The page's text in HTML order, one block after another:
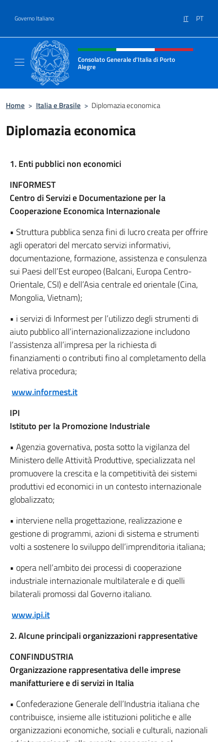
Governo Italiano IT PT
Intestazione sito, social e menù
Consolato Generale d'Italia di Porto
Alegre
Home > Italia e Brasile > Diplomazia economica
Diplomazia economica
1. Enti pubblici non economici
INFORMEST
Centro di Servizi e Documentazione per la
Cooperazione Economica Internazionale
• Struttura pubblica senza fini di lucro creata per offrire
agli operatori del mercato servizi informativi,
documentazione, formazione, assistenza e consulenza
sui Paesi dell’Est europeo (Balcani, Europa Centro-
Orientale, CSI) e dell’Asia centrale ed orientale (Cina,
Mongolia, Vietnam);
• i servizi di Informest per l’utilizzo degli strumenti di
aiuto pubblico all’internazionalizzazione includono
l’assistenza all’impresa per la richiesta di
finanziamenti o contributi fino al completamento della
relativa procedura;
www.informest.it
IPI
Istituto per la Promozione Industriale
• Agenzia governativa, posta sotto la vigilanza del
Ministero delle Attività Produttive, specializzata nel
promuovere la crescita e la competitività dei sistemi
produttivi ed economici in un contesto internazionale
globalizzato;
• interviene nella progettazione, realizzazione e
gestione di programmi, azioni di sistema e strumenti
volti a sostenere lo sviluppo dell’imprenditoria italiana;
• opera nell’ambito dei processi di cooperazione
industriale internazionale multilaterale e di quelli
bilaterali promossi dal Governo italiano.
www.ipi.it
2. Alcune principali organizzazioni rappresentative
CONFINDUSTRIA
Organizzazione rappresentativa delle imprese
manifatturiere e di servizi in Italia
• Confederazione Generale dell’Industria italiana che
contribuisce, insieme alle istituzioni politiche e alle
organizzazioni economiche, sociali e culturali, nazionali